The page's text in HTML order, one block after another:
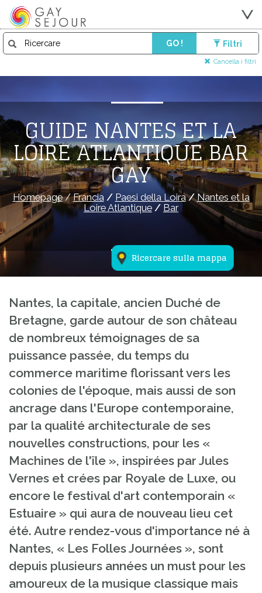
GO ! Filtri
Cancella i filtri
Ricercare sulla mappa
GUIDE NANTES ET LA
LOIRE ATLANTIQUE BAR
GAY
Homepage/Francia/ Paesi della Loira/Nantes et la
Loire Atlantique / Bar
Nantes, la capitale, ancien Duché de
Bretagne, garde autour de son château
de nombreux témoignages de sa
puissance passée, du temps du
commerce maritime florissant vers les
colonies de l'époque, mais aussi de son
ancrage dans l'Europe contemporaine,
par la qualité architecturale de ses
nouvelles constructions, pour les «
Machines de l'île », inspirées par Jules
Vernes et crées par Royale de Luxe, ou
encore le festival d'art contemporain «
Estuaire » qui aura de nouveau lieu cet
été. Autre rendez-vous d'importance né à
Nantes, « Les Folles Journées », sont
depuis plusieurs années un must pour les
amoureux de la musique classique mais